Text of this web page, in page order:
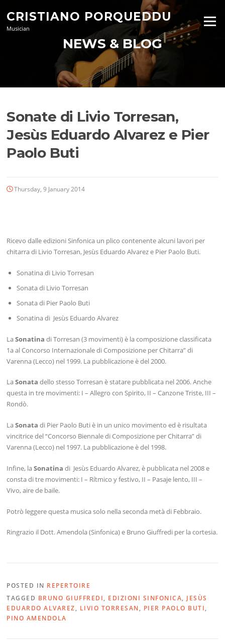
content
CRISTIANO PORQUEDDU
Musician
Menu
NEWS & BLOG
Sonate di Livio Torresan,
Jesùs Eduardo Alvarez e Pier
Paolo Buti
Thursday, 9 January 2014
Ricevo dalle edizioni Sinfonica un plico contenente alcuni lavori per
chitarra di Livio Torresan, Jesùs Eduardo Alvarez e Pier Paolo Buti.
Sonatina di Livio Torresan
Sonata di Livio Torresan
Sonata di Pier Paolo Buti
Sonatina di Jesùs Eduardo Alvarez
LaSonatina di Torresan (3 movimenti) è la composizione classificata
1a al Concorso Internazionale di Composizione per Chitarra” di
Varenna (Lecco) nel 1999. La pubblicazione è del 2000.
LaSonata dello stesso Torresan è statare pubblicata nel 2006. Anche
questa in tre movimenti: I – Allegro con Spirito, II – Canzone Triste, III –
Rondò.
LaSonata di Pier Paolo Buti è in un unico movimento ed è risultata
vincitrice del “Concorso Biennale di Composizione per Chitarra” di
Varenna (Lecco) nel 1997. La pubblicazione è del 1998.
Infine, laSonatina di Jesùs Eduardo Alvarez, è pubblicata nel 2008 e
consta di tre movimenti: I – Rítmico y festivo, II – Pasaje lento, III –
Vivo, aire de baile.
Potrò leggere questa musica solo nella seconda metà di Febbraio.
Ringrazio il Dott. Amendola (Sinfonica) e Bruno Giuffredi per la cortesia.
POSTED IN REPERTOIRE
TAGGED BRUNO GIUFFREDI, EDIZIONI SINFONICA, JESÙS
EDUARDO ALVAREZ, LIVIO TORRESAN, PIER PAOLO BUTI,
PINO AMENDOLA